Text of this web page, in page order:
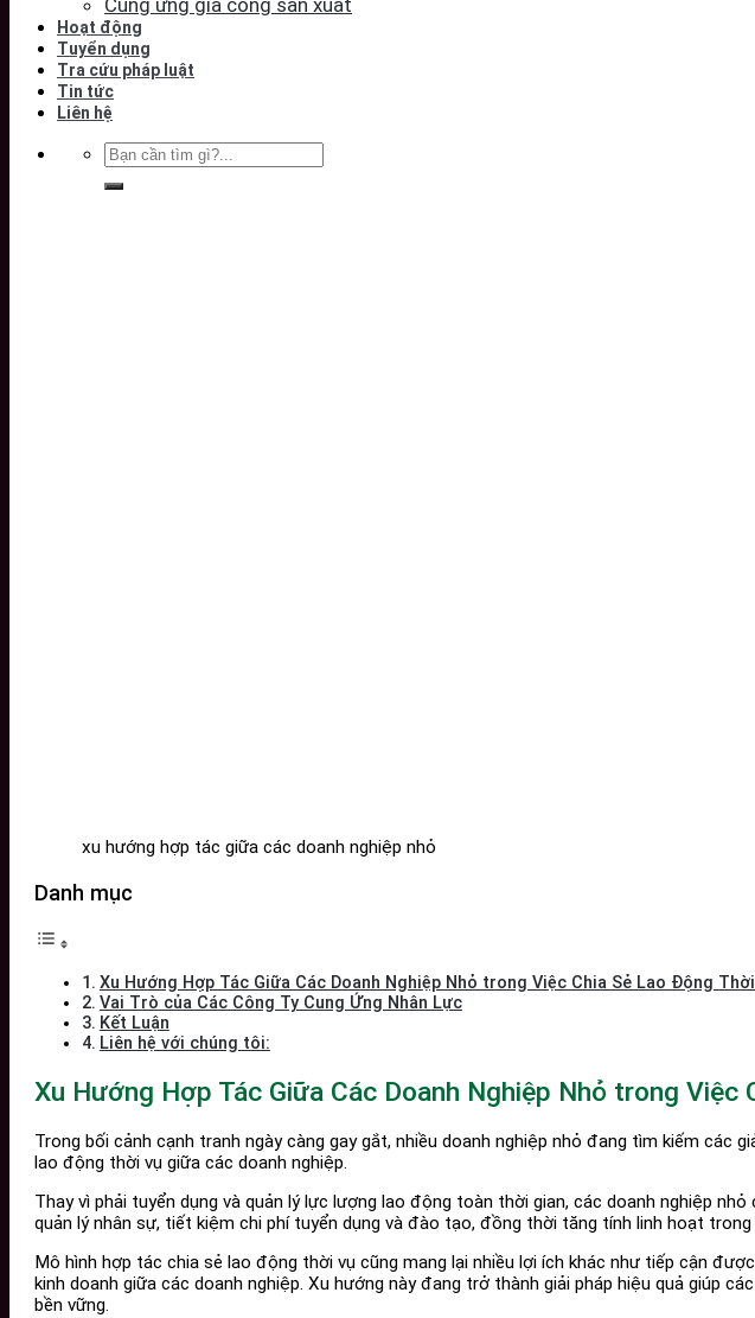
Cung ứng gia công sản xuất
Hoạt động
Tuyển dụng
Tra cứu pháp luật
Tin tức
Liên hệ
xu hướng hợp tác giữa các doanh nghiệp nhỏ
Danh mục
Xu Hướng Hợp Tác Giữa Các Doanh Nghiệp Nhỏ trong Việc Chia Sẻ Lao Động
Vai Trò của Các Công Ty Cung Ứng Nhân Lực
Kết Luận
Liên hệ với chúng tôi:
Xu Hướng Hợp Tác Giữa Các Doanh Nghiệp Nhỏ trong Việc
Trong bối cảnh cạnh tranh ngày càng gay gắt, nhiều doanh nghiệp nhỏ đang tìm kiếm
lao động thời vụ giữa các doanh nghiệp.
Thay vì phải tuyển dụng và quản lý lực lượng lao động toàn thời gian, các doanh nghiệp
quản lý nhân sự, tiết kiệm chi phí tuyển dụng và đào tạo, đồng thời tăng tính linh hoạt
Mô hình hợp tác chia sẻ lao động thời vụ cũng mang lại nhiều lợi ích khác như tiếp cận
kinh doanh giữa các doanh nghiệp. Xu hướng này đang trở thành giải pháp hiệu quả giúp
bền vững.